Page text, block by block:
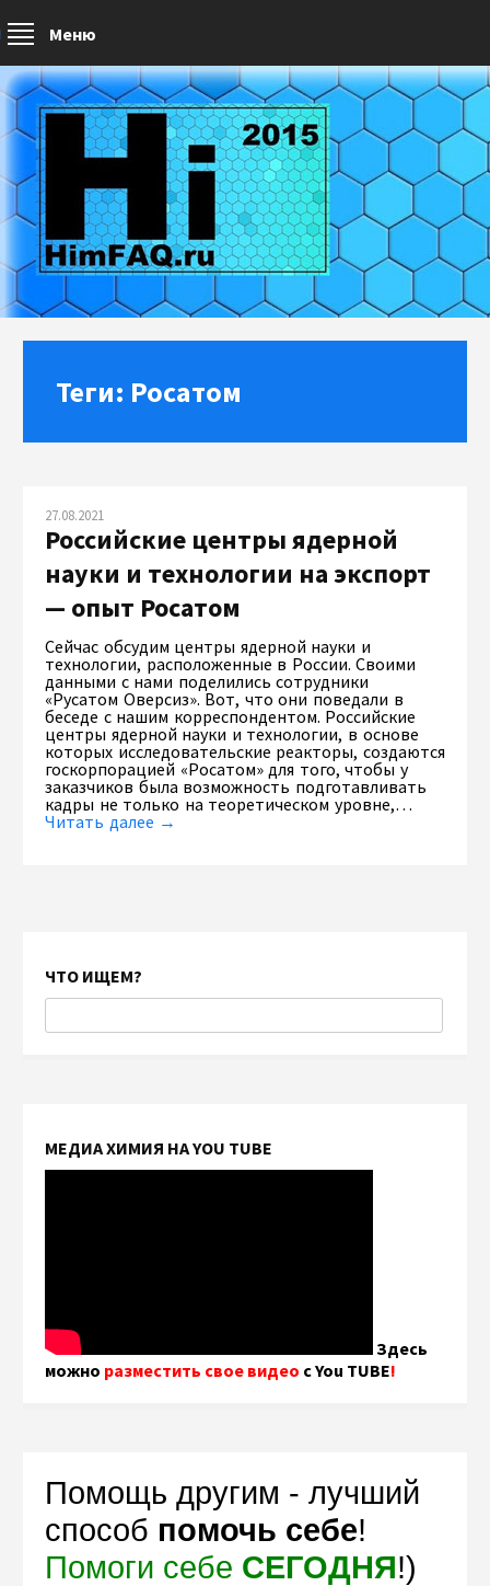
Меню
Теги: Росатом
27.08.2021
Российские центры ядерной
науки и технологии на экспорт
— опыт Росатом
Сейчас обсудим центры ядерной науки и
технологии, расположенные в России. Своими
данными с нами поделились сотрудники
«Русатом Оверсиз». Вот, что они поведали в
беседе с нашим корреспондентом. Российские
центры ядерной науки и технологии, в основе
которых исследовательские реакторы, создаются
госкорпорацией «Росатом» для того, чтобы у
заказчиков была возможность подготавливать
кадры не только на теоретическом уровне,…
Читать далее →
ЧТО ИЩЕМ?
МЕДИА ХИМИЯ НА YOU TUBE
Здесь
можно разместить свое видео с You TUBE!
Помощь другим - лучший
способ помочь себе!
Помоги себе СЕГОДНЯ!)